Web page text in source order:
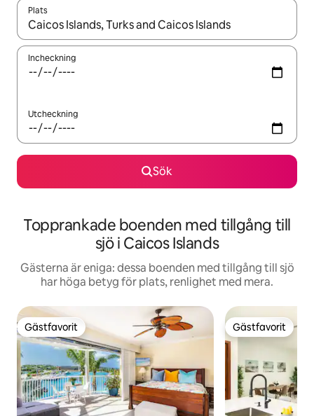
Plats
När resultaten är tillgängliga kan du navigera med upp- och
Incheckning
Utcheckning
Sök
Topprankade boenden med tillgång till
sjö i Caicos Islands
Gästerna är eniga: dessa boenden med tillgång till sjö
har höga betyg för plats, renlighet med mera.
Gästfavorit
Gästfavorit Gästfavorit
Gästfavorit